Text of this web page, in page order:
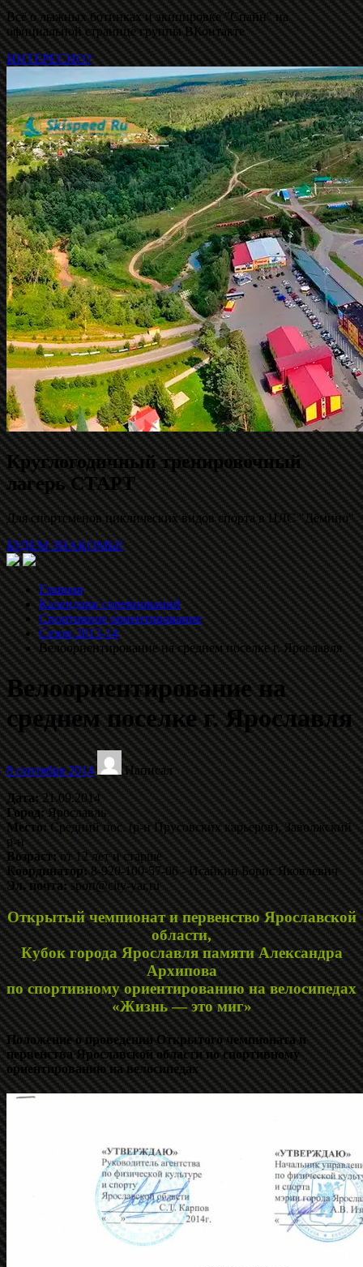
Всё о лыжных ботинках и экипировке "Спайн" на
официальной странице группы ВКонтакте
ИНТЕРЕСНО?
Круглогодичный тренировочный
лагерь СТАРТ
Для спортсменов циклических видов спорта в ЦЛС "Дёмино"
БУДЕМ ЗНАКОМЫ!
Главная
Календари соревнований
Спортивное ориентирование
Сезон 2013-14
Велоориентирование на среднем поселке г. Ярославля
Велоориентирование на
среднем поселке г. Ярославля
8 сентября 2014
Написал
Дата:21.09.2014
Город:Ярославль
Место:Средний пос. (р-н Прусовских карьеров), Заволжский
р-н
Возраст:от 12 лет и старше
Координатор:8-920-100-57-06 - Исайкин Борис Яковлевич
Эл. почта:sport@city-yar.ru
Открытый чемпионат и первенство Ярославской
области,
Кубок города Ярославля памяти Александра
Архипова
по спортивному ориентированию на велосипедах
«Жизнь — это миг»
Положение о проведении Открытого чемпионата и
первенства Ярославской области по спортивному
ориентированию на велосипедах